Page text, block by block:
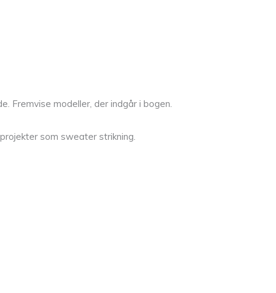
Fremvise modeller, der indgår i bogen.
som sweater strikning.